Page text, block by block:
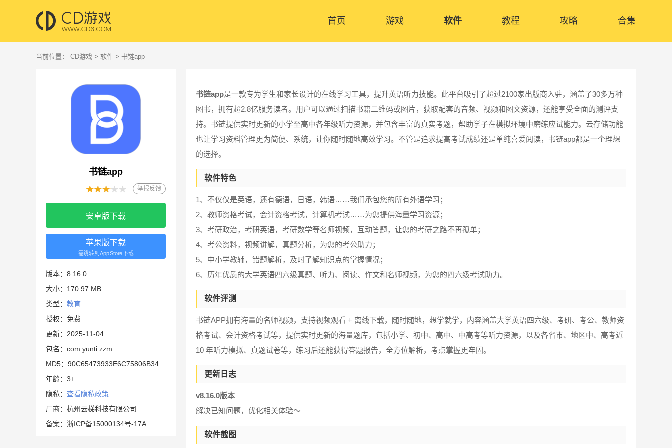
首页 游戏 软件 教程 攻略 合集
当前位置： CD游戏 > 软件 > 书链app
书链app
举报反馈
安卓版下载
苹果版下载
需跳转到AppStore下载
版本：8.16.0
大小：170.97 MB
类型： 教育
授权：免费
更新：2025-11-04
包名：com.yunti.zzm
年龄：3+
隐私： 查看隐私政策
厂商：杭州云梯科技有限公司
备案：浙ICP备15000134号-17A
书链app是一款专为学生和家长设计的在线学习工具，提升英语听力技能。此平台吸引了超过2100家出版商入驻，涵盖了30多万种
图书，拥有超2.8亿服务读者。用户可以通过扫描书籍二维码或图片，获取配套的音频、视频和图文资源，还能享受全面的测评支
持。书链提供实时更新的小学至高中各年级听力资源，并包含丰富的真实考题，帮助学子在模拟环境中磨练应试能力。云存储功能
也让学习资料管理更为简便、系统，让你随时随地高效学习。不管是追求提高考试成绩还是单纯喜爱阅读，书链app都是一个理想
的选择。
软件特色
1、不仅仅是英语，还有德语，日语，韩语……我们承包您的所有外语学习；
2、教师资格考试，会计资格考试，计算机考试……为您提供海量学习资源；
3、考研政治，考研英语，考研数学等名师视频，互动答题，让您的考研之路不再孤单；
4、考公资料，视频讲解，真题分析，为您的考公助力；
5、中小学教辅，错题解析，及时了解知识点的掌握情况；
6、历年优质的大学英语四六级真题、听力、阅读、作文和名师视频，为您的四六级考试助力。
软件评测
书链APP拥有海量的名师视频，支持视频观看 + 离线下载，随时随地，想学就学，内容涵盖大学英语四六级、考研、考公、教师资
格考试、会计资格考试等，提供实时更新的海量题库，包括小学、初中、高中、中高考等听力资源，以及各省市、地区中、高考近
10 年听力模拟、真题试卷等，练习后还能获得答题报告，全方位解析，考点掌握更牢固。
更新日志
v8.16.0版本
解决已知问题，优化相关体验～
软件截图